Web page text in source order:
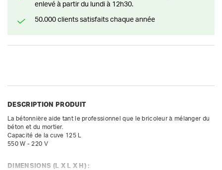
enlevé à partir du lundi à 12h30.
50.000 clients satisfaits chaque année
DESCRIPTION PRODUIT
La bétonnière aide tant le professionnel que le bricoleur à mélanger du
béton et du mortier.
Capacité de la cuve 125 L
550 W - 220 V
DIMENSIONS (L X L X H) :